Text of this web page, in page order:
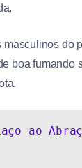
masculinos do
boa
ao